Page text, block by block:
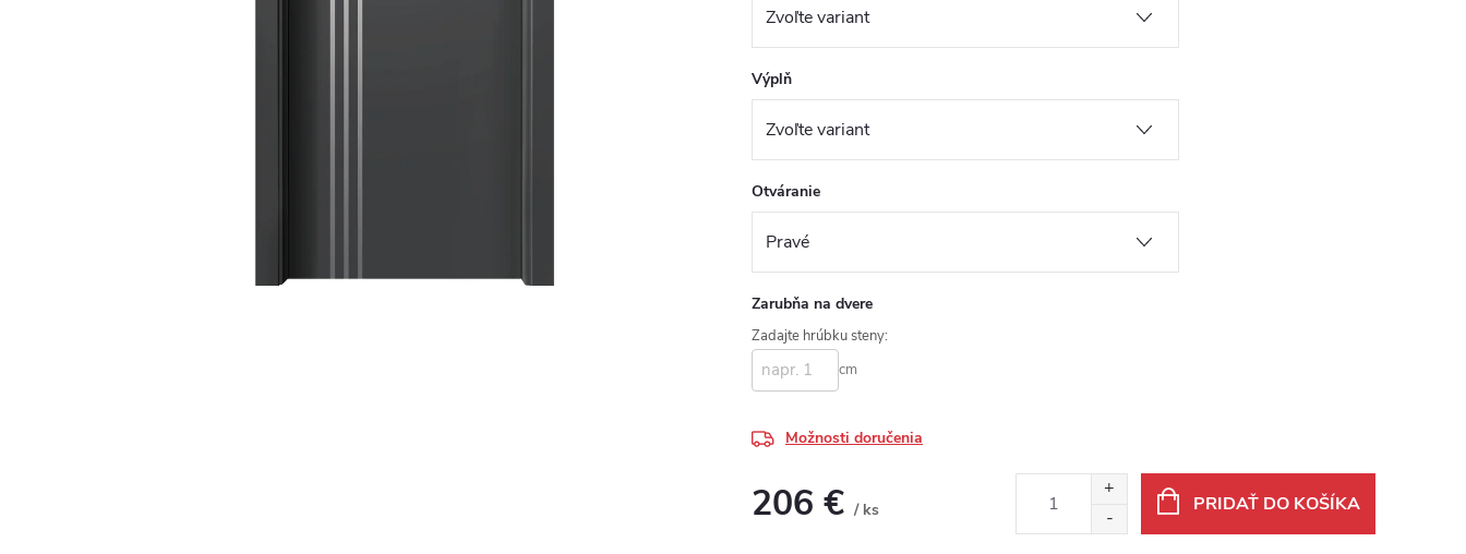
Výplň
Otváranie
Zarubňa na dvere
Zadajte hrúbku steny:
cm
Možnosti doručenia
206 € / ks
PRIDAŤ DO KOŠÍKA